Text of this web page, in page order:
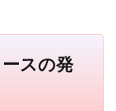
スの発